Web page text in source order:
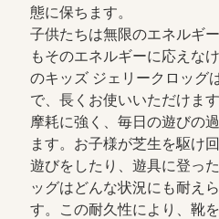
態に保ちます。
子供たちは無限のエネルギ
もそのエネルギーに応えな
のキッズ ジェリークロッグ
で、長くお使いいただけま
摩耗に強く、毎日の遊びの
ます。お子様が芝生を駆け
遊びをしたり、遊具に登っ
ッグはどんな状況にも耐え
す。この耐久性により、靴